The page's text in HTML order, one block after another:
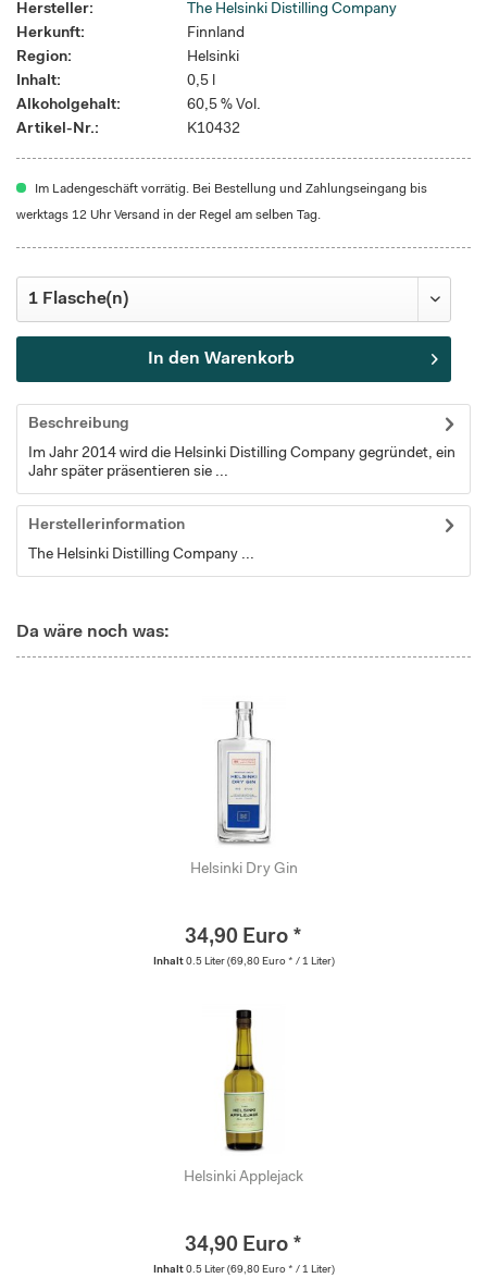
Hersteller:
The Helsinki Distilling Company
Herkunft:
Finnland
Region:
Helsinki
Inhalt:
0,5 l
Alkoholgehalt:
60,5 % Vol.
Artikel-Nr.:
K10432
Im Ladengeschäft vorrätig. Bei Bestellung und Zahlungseingang bis
werktags 12 Uhr Versand in der Regel am selben Tag.
In den Warenkorb
Beschreibung
Im Jahr 2014 wird die Helsinki Distilling Company gegründet, ein
Jahr später präsentieren sie ...
Herstellerinformation
The Helsinki Distilling Company ...
Da wäre noch was:
Helsinki Dry Gin
34,90 Euro *
Inhalt 0.5 Liter (69,80 Euro * / 1 Liter)
Helsinki Applejack
34,90 Euro *
Inhalt 0.5 Liter (69,80 Euro * / 1 Liter)